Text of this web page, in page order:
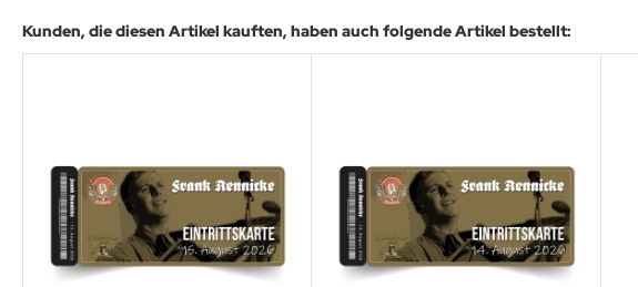
Kunden, die diesen Artikel kauften, haben auch folgende Artikel bestellt: